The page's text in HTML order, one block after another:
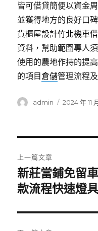
皆可借貸簡便以資金
並獲得地方的良好口
貨櫃屋設計竹北機車
資料，幫助範圍專人
使用的農地作持的提
的項目倉儲管理流程
作
admin
發
2024 年 11
章
導
覽
上一篇文章
上
一
文
章:
新莊當鋪免留
款流程快速燈